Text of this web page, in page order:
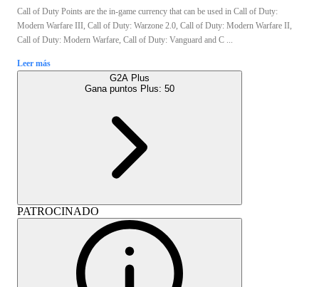
Call of Duty Points are the in-game currency that can be used in Call of Duty:
Modern Warfare III, Call of Duty: Warzone 2.0, Call of Duty: Modern Warfare II,
Call of Duty: Modern Warfare, Call of Duty: Vanguard and C ...
Leer más
G2A Plus
Gana puntos Plus: 50
PATROCINADO